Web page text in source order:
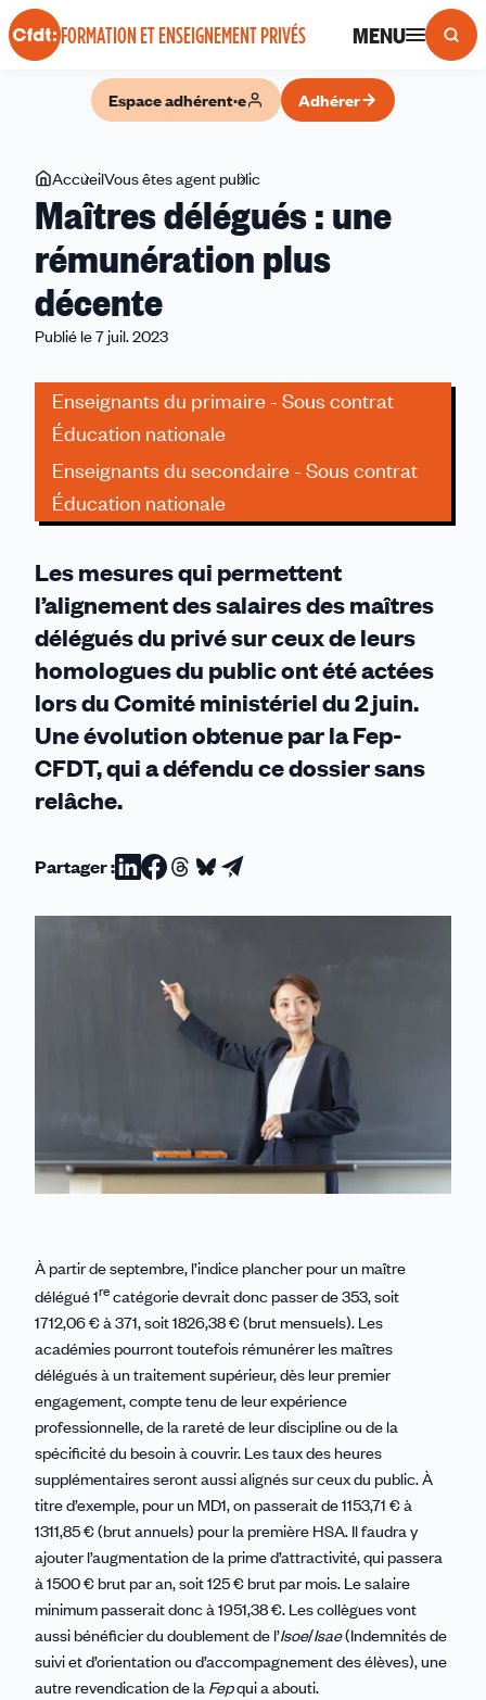
Panneau de gestion des cookies
FORMATION ET ENSEIGNEMENT PRIVÉS MENU
Espace adhérent·e Adhérer
Vous
êtes
ici
AccueilVous êtes agent public
délégués
une
Maîtres délégués : une
rémunération plus
décente
Publié le 7 juil. 2023
Enseignants du primaire - Sous contrat
Éducation nationale
Enseignants du secondaire - Sous contrat
Éducation nationale
Les mesures qui permettent
l’alignement des salaires des maîtres
délégués du privé sur ceux de leurs
homologues du public ont été actées
lors du Comité ministériel du 2 juin.
Une évolution obtenue par la Fep-
CFDT, qui a défendu ce dossier sans
relâche.
Partager :Partager
sur
Partager
sur
Partager
sur
Partager
sur
Partager
par
À partir de septembre, l’indice plancher pour un maître
délégué 1recatégorie devrait donc passer de 353, soit
1712,06 € à 371, soit 1826,38 € (brut mensuels). Les
académies pourront toutefois rémunérer les maîtres
délégués à un traitement supérieur, dès leur premier
engagement, compte tenu de leur expérience
professionnelle, de la rareté de leur discipline ou de la
spécificité du besoin à couvrir. Les taux des heures
supplémentaires seront aussi alignés sur ceux du public. À
titre d’exemple, pour un MD1, on passerait de 1153,71 € à
1311,85 € (brut annuels) pour la première HSA. Il faudra y
ajouter l’augmentation de la prime d’attractivité, qui passera
à 1500 € brut par an, soit 125 € brut par mois. Le salaire
minimum passerait donc à 1951,38 €. Les collègues vont
aussi bénéficier du doublement de l’Isoe/Isae(Indemnités de
suivi et d’orientation ou d’accompagnement des élèves), une
autre revendication de la Fepqui a abouti.